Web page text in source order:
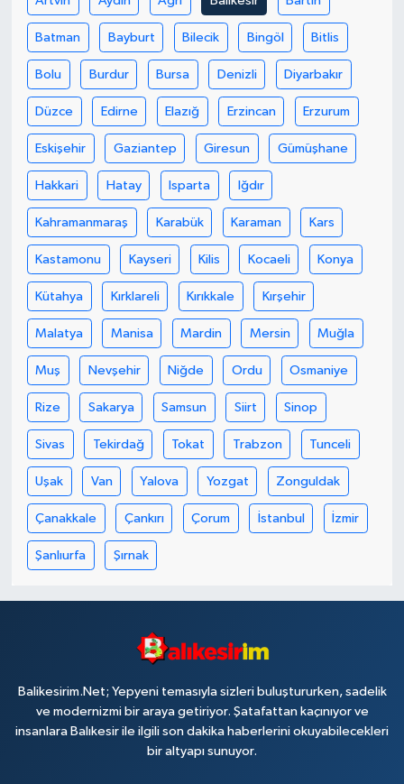
Batman Bayburt Bilecik Bingöl Bitlis
Bolu Burdur Bursa Denizli Diyarbakır
Düzce Edirne Elazığ Erzincan Erzurum
Eskişehir Gaziantep Giresun Gümüşhane
Hakkari Hatay Isparta Iğdır
Kahramanmaraş Karabük Karaman Kars
Kastamonu Kayseri Kilis Kocaeli Konya
Kütahya Kırklareli Kırıkkale Kırşehir
Malatya Manisa Mardin Mersin Muğla
Muş Nevşehir Niğde Ordu Osmaniye
Rize Sakarya Samsun Siirt Sinop
Sivas Tekirdağ Tokat Trabzon Tunceli
Uşak Van Yalova Yozgat Zonguldak
Çanakkale Çankırı Çorum İstanbul İzmir
Şanlıurfa Şırnak
Balikesirim.Net; Yepyeni temasıyla sizleri buluştururken, sadelik
ve modernizmi bir araya getiriyor. Şatafattan kaçınıyor ve
insanlara Balıkesir ile ilgili son dakika haberlerini okuyabilecekleri
bir altyapı sunuyor.